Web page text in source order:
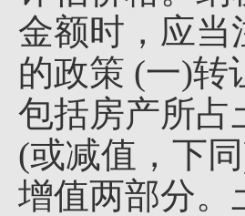
金额时，应当
的政策 (一)转
包括房产所占
(或减值，下
增值两部分。